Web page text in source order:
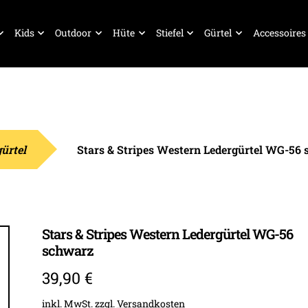
Kids Outdoor Hüte Stiefel Gürtel Accessoires
Stars & Stripes Western Ledergürtel WG-56
Stars & Stripes Western Ledergürtel WG-56
schwarz
39,90 €
inkl. MwSt.zzgl.Versandkosten